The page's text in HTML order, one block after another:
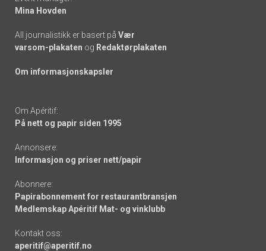
Mina Hovden
All journalistikk er basert på Vær
varsom-plakaten og Redaktørplakaten
Om informasjonskapsler
Om Apéritif:
På nett og papir siden 1995
Annonsere:
Informasjon og priser nett/papir
Abonnere:
Papirabonnement for restaurantbransjen
Medlemskap Apéritif Mat- og vinklubb
Kontakt oss:
aperitif@aperitif.no